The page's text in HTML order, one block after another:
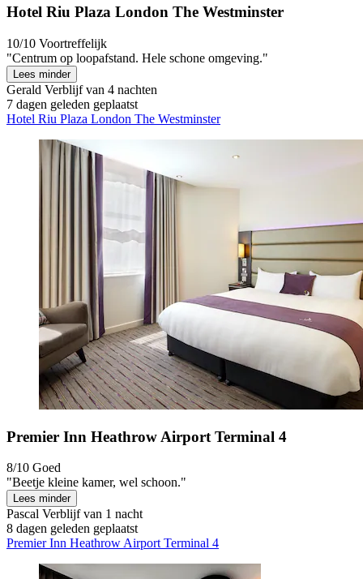
Hotel Riu Plaza London The Westminster
10/10 Voortreffelijk
"Centrum op loopafstand. Hele schone omgeving."
Lees minder
Gerald Verblijf van 4 nachten
7 dagen geleden geplaatst
Hotel Riu Plaza London The Westminster
Premier Inn Heathrow Airport Terminal 4
8/10 Goed
"Beetje kleine kamer, wel schoon."
Lees minder
Pascal Verblijf van 1 nacht
8 dagen geleden geplaatst
Premier Inn Heathrow Airport Terminal 4